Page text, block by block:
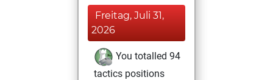
Freitag, Juli 31,
2026
You totalled 94
tactics positions